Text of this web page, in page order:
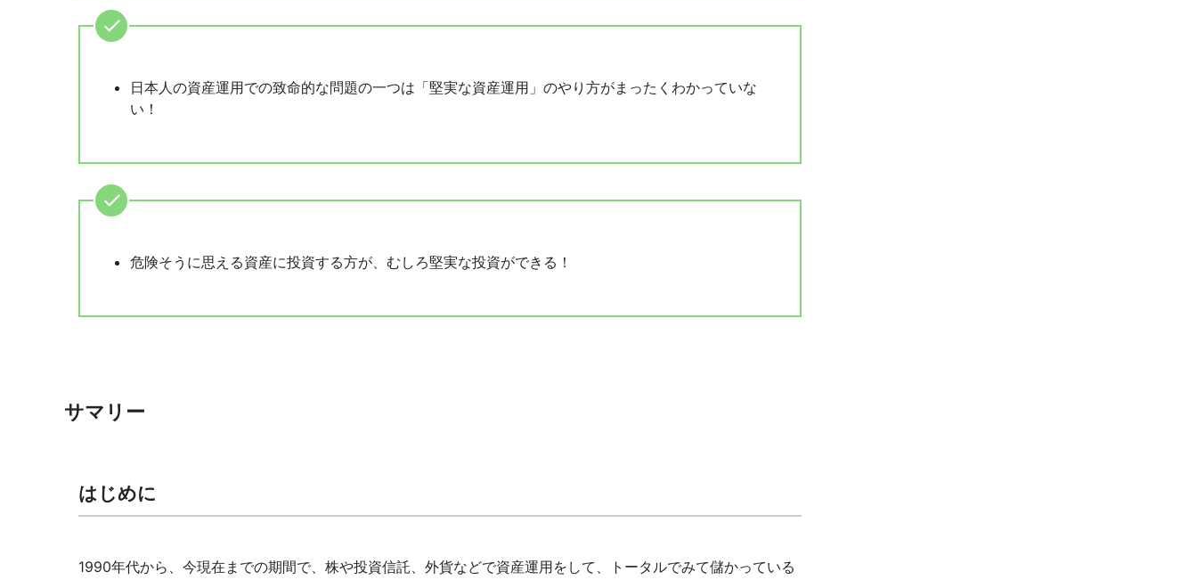
日本人の資産運用での致命的な問題の一つは「堅実な資産運用」のやり方がまったくわかっていな
い！
危険そうに思える資産に投資する方が、むしろ堅実な投資ができる！
サマリー
はじめに
1990年代から、今現在までの期間で、株や投資信託、外貨などで資産運用をして、トータルでみて儲かっている